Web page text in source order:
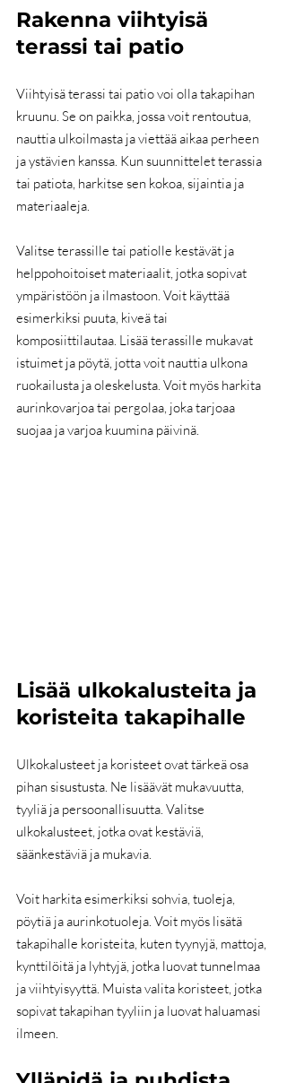
Rakenna viihtyisä
terassi tai patio
Viihtyisä terassi tai patio voi olla takapihan
kruunu. Se on paikka, jossa voit rentoutua,
nauttia ulkoilmasta ja viettää aikaa perheen
ja ystävien kanssa. Kun suunnittelet terassia
tai patiota, harkitse sen kokoa, sijaintia ja
materiaaleja.
Valitse terassille tai patiolle kestävät ja
helppohoitoiset materiaalit, jotka sopivat
ympäristöön ja ilmastoon. Voit käyttää
esimerkiksi puuta, kiveä tai
komposiittilautaa. Lisää terassille mukavat
istuimet ja pöytä, jotta voit nauttia ulkona
ruokailusta ja oleskelusta. Voit myös harkita
aurinkovarjoa tai pergolaa, joka tarjoaa
suojaa ja varjoa kuumina päivinä.
Lisää ulkokalusteita ja
koristeita takapihalle
Ulkokalusteet ja koristeet ovat tärkeä osa
pihan sisustusta. Ne lisäävät mukavuutta,
tyyliä ja persoonallisuutta. Valitse
ulkokalusteet, jotka ovat kestäviä,
säänkestäviä ja mukavia.
Voit harkita esimerkiksi sohvia, tuoleja,
pöytiä ja aurinkotuoleja. Voit myös lisätä
takapihalle koristeita, kuten tyynyjä, mattoja,
kynttilöitä ja lyhtyjä, jotka luovat tunnelmaa
ja viihtyisyyttä. Muista valita koristeet, jotka
sopivat takapihan tyyliin ja luovat haluamasi
ilmeen.